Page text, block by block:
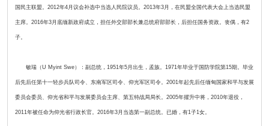
国民主联盟。2012年4月议会补选中当选人民院议员。2013年3月，在民盟全国代表大会上当选民盟
主席。2016年3月底缅新政府成立，担任外交部部长兼总统府部部长，后担任国务资政。丧偶，有2
子。
敏瑞（U Myint Swe）：副总统，1951年5月出生，孟族。1971年毕业于国防学院第15期。毕业
后先后任第十一轻步兵队司令、东南军区司令、仰光军区司令。2001年起先后任缅甸国家和平与发展
委员会委员、仰光省和平与发展委员会主席、第五特战局局长。2005年擢升中将，2010年退役，
2011年被任命为仰光省行政长官。2016年3月当选第一副总统。已婚，有1子1女。